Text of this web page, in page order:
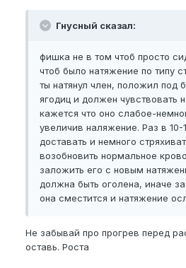
Гнусный сказал:
фишка не в том чтоб просто
чтоб было натяжение по типу
ты натянул член, положил под
ягодиц и должен чувствовать
кажется что оно слабое-
увеличив наляжение. Раз в
доставать и немного
возобновить нормальное
заложить его с новым
должна быть оголена, иначе
она сместится и натяжение
Не забывай про прогрев перед
оставь. Роста